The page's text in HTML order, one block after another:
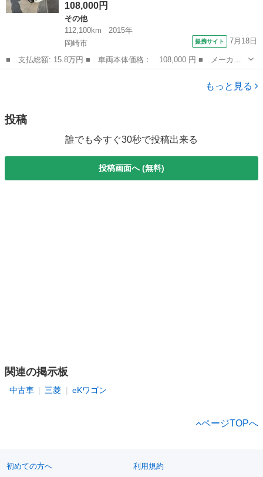
108,000円
その他
112,100km
2015年
岡崎市
提携サイト 7月18日
■ 支払総額: 15.8万円 ■ 車両本体価格： 108,000 円 ■ メーカー
名： 三菱 ■ 車種名： ｅＫカスタム ■ グレード名： Ｍ ワン
セグＴＶ バックカメラ ■ 排気量： 660cc ■ ドア枚数： 5D ■...
もっと見る
投稿
誰でも今すぐ30秒で投稿出来る
投稿画面へ (無料)
関連の掲示板
中古車 三菱 eKワゴン
ページTOPへ
初めての方へ 利用規約